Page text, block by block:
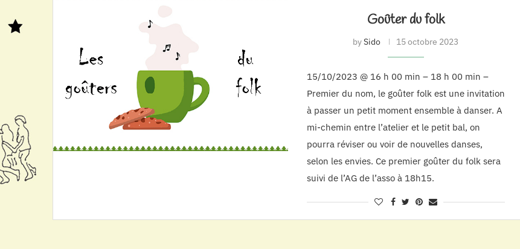
Goûter du folk
bySido 15 octobre 2023
15/10/2023 @ 16 h 00 min – 18 h 00 min –
Premier du nom, le goûter folk est une invitation
à passer un petit moment ensemble à danser. A
mi-chemin entre l’atelier et le petit bal, on
pourra réviser ou voir de nouvelles danses,
selon les envies. Ce premier goûter du folk sera
suivi de l’AG de l’asso à 18h15.